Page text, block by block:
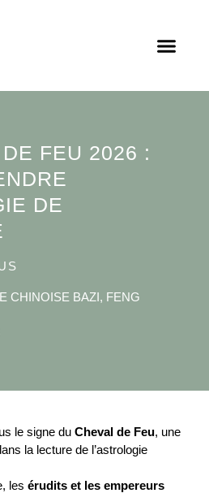
FEU 2026 :
DE
CHINOISE BAZI, FENG
le signe du Cheval de Feu, une
la lecture de l’astrologie
les érudits et les empereurs